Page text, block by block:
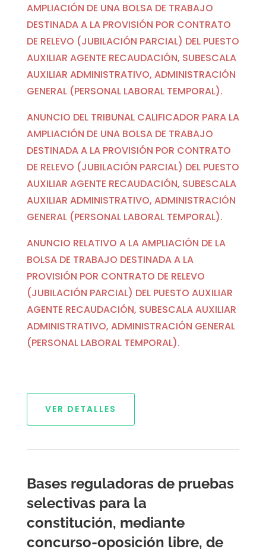
AMPLIACIÓN DE UNA BOLSA DE TRABAJO
DESTINADA A LA PROVISIÓN POR CONTRATO
DE RELEVO (JUBILACIÓN PARCIAL) DEL PUESTO
AUXILIAR AGENTE RECAUDACIÓN, SUBESCALA
AUXILIAR ADMINISTRATIVO, ADMINISTRACIÓN
GENERAL (PERSONAL LABORAL TEMPORAL).
ANUNCIO DEL TRIBUNAL CALIFICADOR PARA LA
AMPLIACIÓN DE UNA BOLSA DE TRABAJO
DESTINADA A LA PROVISIÓN POR CONTRATO
DE RELEVO (JUBILACIÓN PARCIAL) DEL PUESTO
AUXILIAR AGENTE RECAUDACIÓN, SUBESCALA
AUXILIAR ADMINISTRATIVO, ADMINISTRACIÓN
GENERAL (PERSONAL LABORAL TEMPORAL).
ANUNCIO RELATIVO A LA AMPLIACIÓN DE LA
BOLSA DE TRABAJO DESTINADA A LA
PROVISIÓN POR CONTRATO DE RELEVO
(JUBILACIÓN PARCIAL) DEL PUESTO AUXILIAR
AGENTE RECAUDACIÓN, SUBESCALA AUXILIAR
ADMINISTRATIVO, ADMINISTRACIÓN GENERAL
(PERSONAL LABORAL TEMPORAL).
VER DETALLES
Bases reguladoras de pruebas
selectivas para la
constitución, mediante
concurso-oposición libre, de